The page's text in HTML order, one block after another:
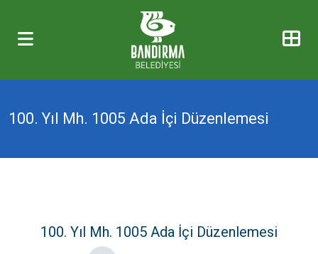
100. Yıl Mh. 1005 Ada İçi Düzenlemesi
100. Yıl Mh. 1005 Ada İçi Düzenlemesi